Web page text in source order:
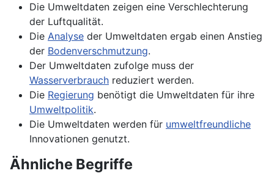
Die Umweltdaten zeigen eine Verschlechterung
der Luftqualität.
Die Analyse der Umweltdaten ergab einen Anstieg
der Bodenverschmutzung.
Der Umweltdaten zufolge muss der
Wasserverbrauch reduziert werden.
Die Regierung benötigt die Umweltdaten für ihre
Umweltpolitik.
Die Umweltdaten werden für umweltfreundliche
Innovationen genutzt.
Ähnliche Begriffe